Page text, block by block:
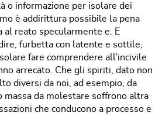
o informazione per isolare dei
è addirittura possibile la pena
al reato specularmente e. E
furbetta con latente e sottile,
fare comprendere all'incivile
arrecato. Che gli spiriti, dato non
diversi da noi, ad esempio, da
massa da molestare soffrono altra
che conducono a processo e